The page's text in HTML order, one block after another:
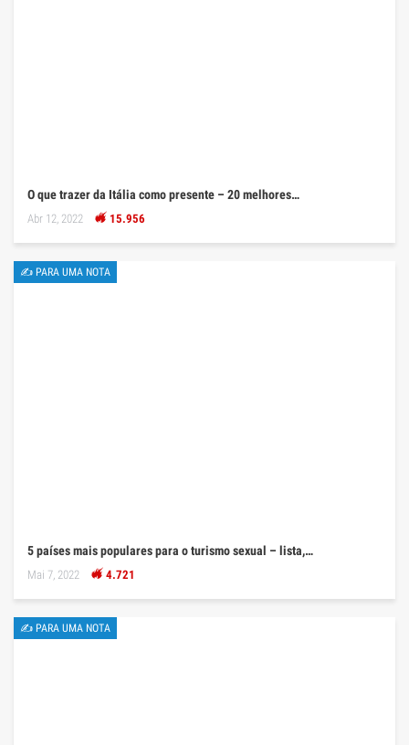
O que trazer da Itália como presente – 20 melhores…
Abr 12, 2022 15.956
✍ PARA UMA NOTA
5 países mais populares para o turismo sexual – lista,…
Mai 7, 2022 4.721
✍ PARA UMA NOTA